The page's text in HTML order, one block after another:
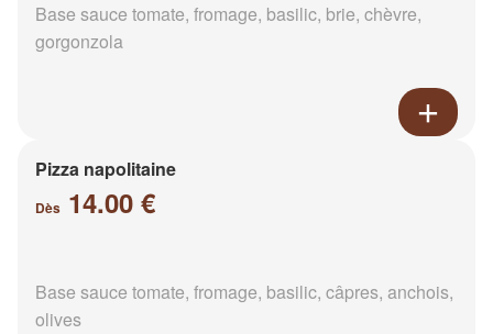
Base sauce tomate, fromage, basilic, brie, chèvre,
gorgonzola
Pizza napolitaine
Dès 14.00 €
Base sauce tomate, fromage, basilic, câpres, anchois,
olives